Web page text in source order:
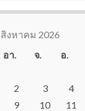
สิงหาคม 2026
อา.
จ. อ.
2
3 4
9
10 11